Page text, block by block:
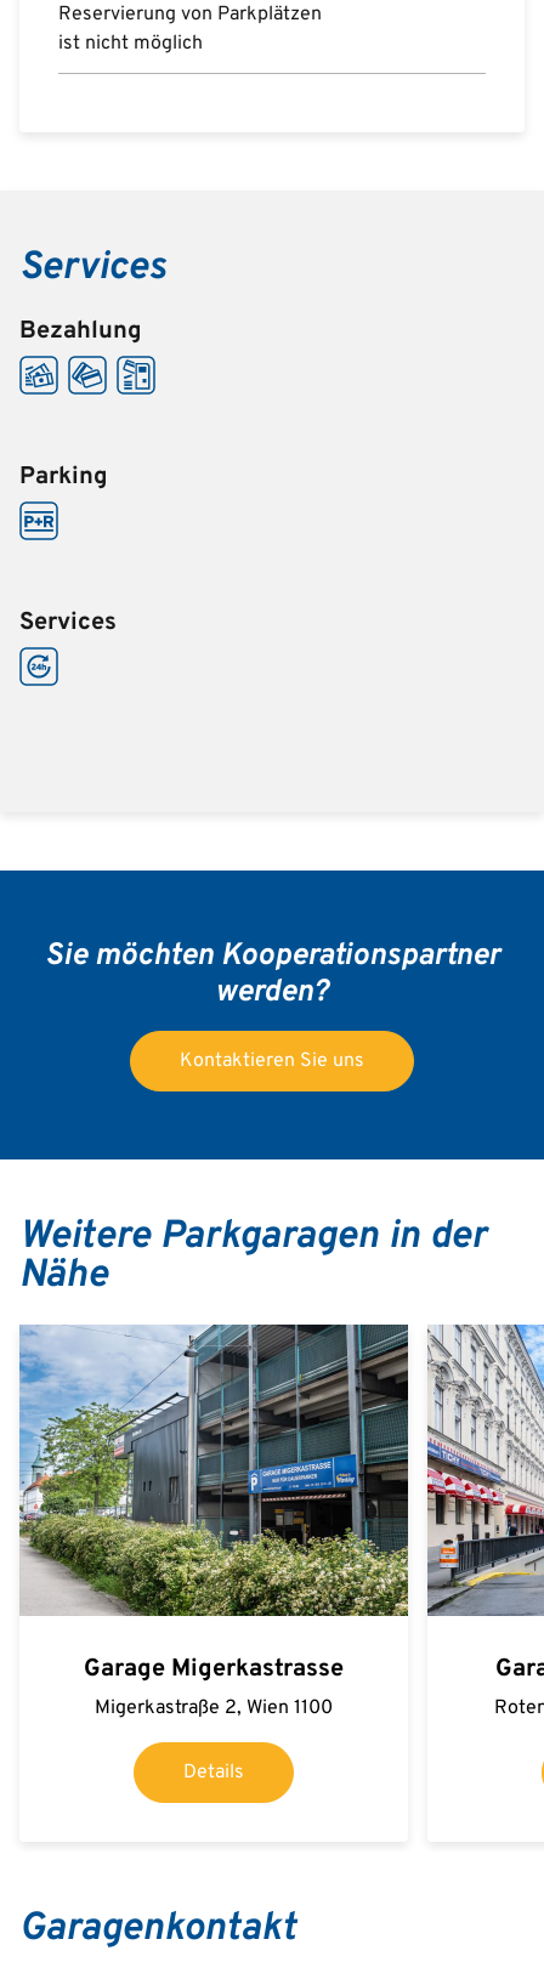
Reservierung von Parkplätzen
ist nicht möglich
Services
Bezahlung
Parking
Services
Sie möchten Kooperationspartner
werden?
Kontaktieren Sie uns
Weitere Parkgaragen in der
Nähe
Garage Migerkastrasse
Migerkastraße 2, Wien 1100
Details
Garagenkontakt